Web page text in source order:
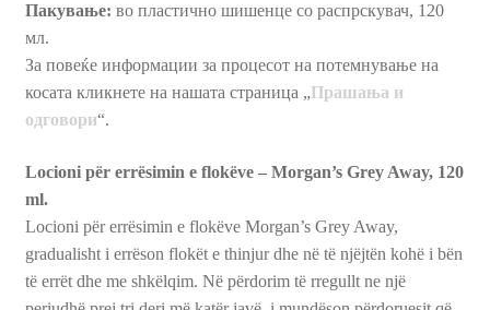
Пакување: во пластично шишенце со распрскувач, 120
мл.
За повеќе информации за процесот на потемнување на
косата кликнете на нашата страница „Прашања и
одговори“.
Locioni për errësimin e flokëve – Morgan’s Grey Away, 120
ml.
Locioni për errësimin e flokëve Morgan’s Grey Away,
gradualisht i errëson flokët e thinjur dhe në të njëjtën kohë i bën
të errët dhe me shkëlqim. Në përdorim të rregullt ne një